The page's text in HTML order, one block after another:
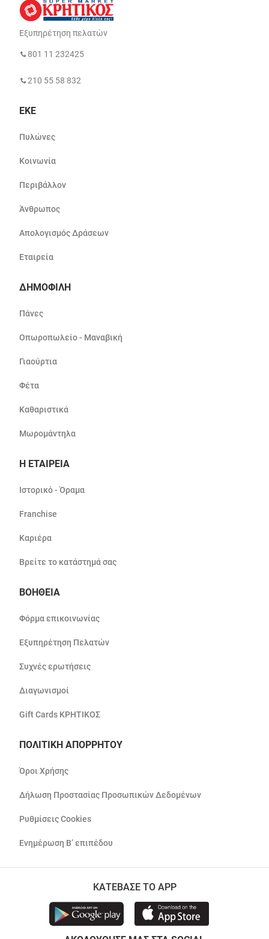
Εξυπηρέτηση πελατών
801 11 232425
210 55 58 832
ΕΚΕ
Πυλώνες
Κοινωνία
Περιβάλλον
Άνθρωπος
Απολογισμός Δράσεων
Εταιρεία
ΔΗΜΟΦΙΛΗ
Πάνες
Οπωροπωλείο - Μαναβική
Γιαούρτια
Φέτα
Καθαριστικά
Μωρομάντηλα
Η ΕΤΑΙΡΕΙΑ
Ιστορικό - Όραμα
Franchise
Καριέρα
Βρείτε το κατάστημά σας
ΒΟΗΘΕΙΑ
Φόρμα επικοινωνίας
Εξυπηρέτηση Πελατών
Συχνές ερωτήσεις
Διαγωνισμοί
Gift Cards ΚΡΗΤΙΚΟΣ
ΠΟΛΙΤΙΚΗ ΑΠΟΡΡΗΤΟΥ
Όροι Χρήσης
Δήλωση Προστασίας Προσωπικών Δεδομένων
Ρυθμίσεις Cookies
Ενημέρωση Β’ επιπέδου
ΚΑΤΕΒΑΣΕ ΤΟ APP